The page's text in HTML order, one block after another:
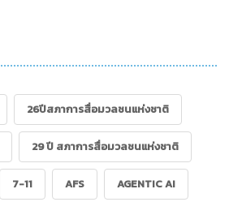
26ปีสภาการสื่อมวลชนแห่งชาติ
29 ปี สภาการสื่อมวลชนแห่งชาติ
7-11 AFS AGENTIC AI